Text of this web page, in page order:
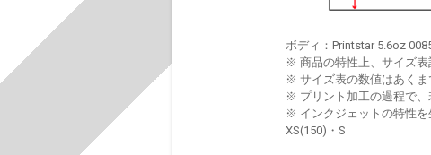
ボディ：Printstar 5.6oz
※ 商品の特性上、サイズ表
※ サイズ表の数値はあくま
※ プリント加工の過程で、
※ インクジェットの特性を
XS(150)・S